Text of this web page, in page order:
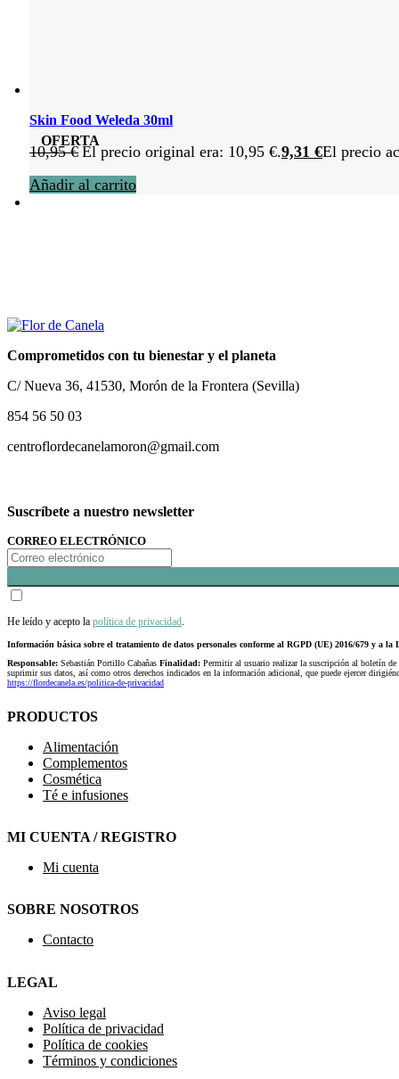
OFERTA
Skin Food Weleda 30ml
10,95€ El precio original era: 10,95 €.9,31 €El precio
Añadir al carrito
Comprometidos con tu bienestar y el planeta
C/ Nueva 36, 41530, Morón de la Frontera (Sevilla)
854 56 50 03
centroflordecanelamoron@gmail.com
Suscríbete a nuestro newsletter
CORREO ELECTRÓNICO
He leído y acepto la política de privacidad
Información básica sobre el tratamiento de datos personales conforme al RGPD (UE) 2016/679 y a la
Responsable: Sebastián Portillo Cabañas Finalidad: Permitir al usuario realizar la suscripción al boletín
suprimir sus datos, así como otros derechos indicados en la información adicional, que puede ejercer
https://flordecanela.es/politica-de-privacidad
PRODUCTOS
Alimentación
Complementos
Cosmética
Té e infusiones
MI CUENTA / REGISTRO
Mi cuenta
SOBRE NOSOTROS
Contacto
LEGAL
Aviso legal
Política de privacidad
Política de cookies
Términos y condiciones